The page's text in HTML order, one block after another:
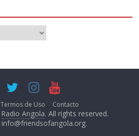
Termos de Uso Contacto
Radio Angola. All rights reserved.
info@friendsofangola.org.